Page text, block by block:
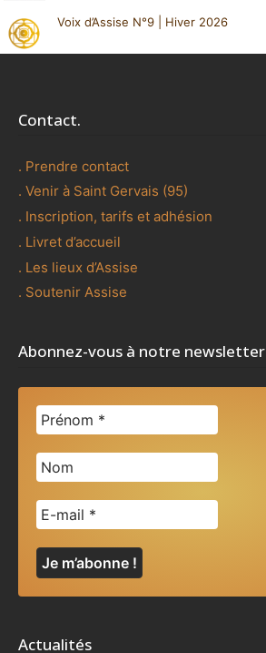
Voix d’Assise N°9 | Hiver 2026
Contact.
. Prendre contact
. Venir à Saint Gervais (95)
. Inscription, tarifs et adhésion
. Livret d’accueil
. Les lieux d’Assise
. Soutenir Assise
Abonnez-vous à notre newsletter
Actualités